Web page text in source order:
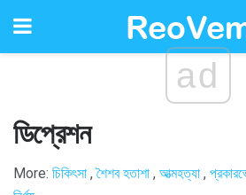
ad
ডিপ্রেশন
More: চিকিৎসা ,শৈশব হতাশা , আত্মহত্যা ,